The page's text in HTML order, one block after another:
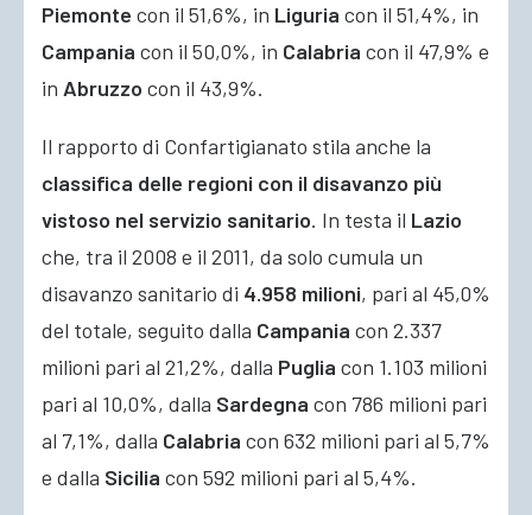
Piemonte con il 51,6%, in Liguria con il 51,4%, in
Campania con il 50,0%, in Calabria con il 47,9% e
in Abruzzo con il 43,9%.
Il rapporto di Confartigianato stila anche la
classifica delle regioni con il disavanzo più
vistoso nel servizio sanitario. In testa il Lazio
che, tra il 2008 e il 2011, da solo cumula un
disavanzo sanitario di 4.958 milioni, pari al 45,0%
del totale, seguito dalla Campania con 2.337
milioni pari al 21,2%, dalla Puglia con 1.103 milioni
pari al 10,0%, dalla Sardegna con 786 milioni pari
al 7,1%, dalla Calabria con 632 milioni pari al 5,7%
e dalla Sicilia con 592 milioni pari al 5,4%.